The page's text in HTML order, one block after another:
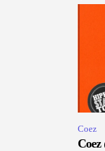
Coez
Coez